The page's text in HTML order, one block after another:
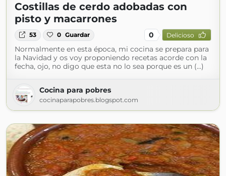
Costillas de cerdo adobadas con
pisto y macarrones
53 0 Guardar 0 Delicioso
Normalmente en esta época, mi cocina se prepara para
la Navidad y os voy proponiendo recetas acorde con la
fecha, ojo, no digo que esta no lo sea porque es un (...)
Cocina para pobres
cocinaparapobres.blogspot.com